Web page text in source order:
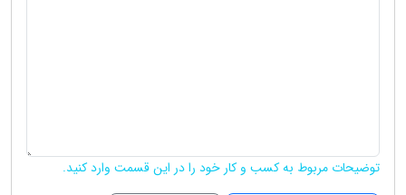
توضیحات مربوط به کسب و کار خود را در این قسمت وارد کنید.